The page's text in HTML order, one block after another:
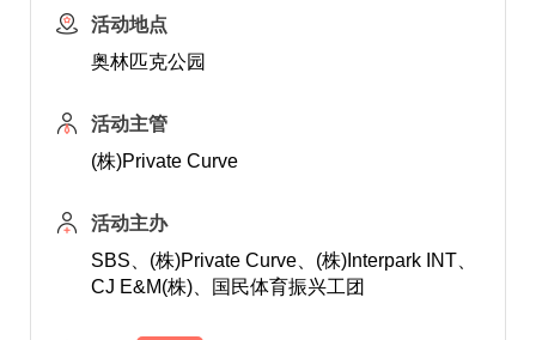
活动地点
奥林匹克公园
活动主管
(株)Private Curve
活动主办
SBS、(株)Private Curve、(株)Interpark INT、
CJ E&M(株)、国民体育振兴工团